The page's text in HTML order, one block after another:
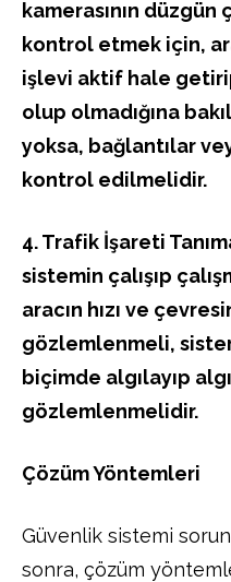
kamerasının düzgün
kontrol etmek için,
işlevi aktif hale
olup olmadığına
yoksa, bağlantılar
kontrol edilmelidir.
4. Trafik İşareti
sistemin çalışıp
aracın hızı ve
gözlemlenmeli,
biçimde algılayıp
gözlemlenmelidir.
Çözüm Yöntemleri
Güvenlik sistemi
sonra, çözüm